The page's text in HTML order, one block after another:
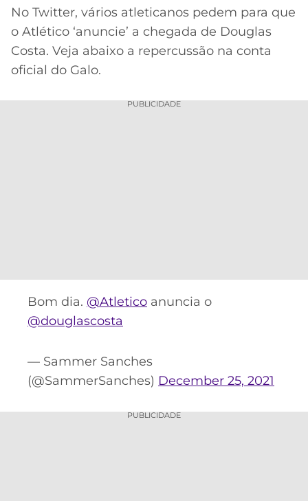
No Twitter, vários atleticanos pedem para que
o Atlético ‘anuncie’ a chegada de Douglas
Costa. Veja abaixo a repercussão na conta
oficial do Galo.
PUBLICIDADE
Bom dia. @Atletico anuncia o
@douglascosta
— Sammer Sanches
(@SammerSanches) December 25, 2021
PUBLICIDADE